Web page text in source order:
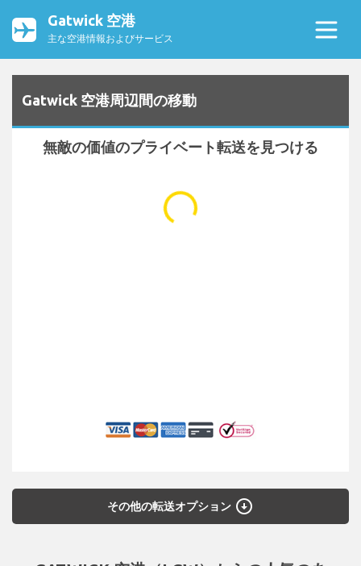
Gatwick 空港
主な空港情報およびサービス
Gatwick 空港周辺間の移動
無敵の価値のプライベート転送を見つける
...
その他の転送オプション arrow_circle_down